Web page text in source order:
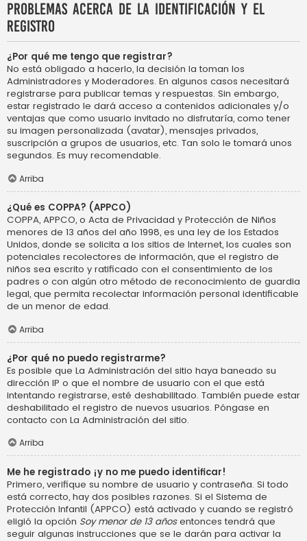
Problemas acerca de la identificación y el
registro
¿Por qué me tengo que registrar?
No está obligado a hacerlo, la decisión la toman los
Administradores y Moderadores. En algunos casos necesitará
registrarse para publicar temas y respuestas. Sin embargo,
estar registrado le dará acceso a contenidos adicionales y/o
ventajas que como usuario invitado no disfrutaría, como tener
su imagen personalizada (avatar), mensajes privados,
suscripción a grupos de usuarios, etc. Tan solo le tomará unos
segundos. Es muy recomendable.
Arriba
¿Qué es COPPA? (APPCO)
COPPA, APPCO, o Acta de Privacidad y Protección de Niños
menores de 13 años del año 1998, es una ley de los Estados
Unidos, donde se solicita a los sitios de Internet, los cuales son
potenciales recolectores de información, que el registro de
niños sea escrito y ratificado con el consentimiento de los
padres o con algún otro método de reconocimiento de guardia
legal, que permita recolectar información personal identificable
de un menor de edad.
Arriba
¿Por qué no puedo registrarme?
Es posible que La Administración del sitio haya baneado su
dirección IP o que el nombre de usuario con el que está
intentando registrarse, esté deshabilitado. También puede estar
deshabilitado el registro de nuevos usuarios. Póngase en
contacto con La Administración del sitio.
Arriba
Me he registrado ¡y no me puedo identificar!
Primero, verifique su nombre de usuario y contraseña. Si todo
está correcto, hay dos posibles razones. Si el Sistema de
Protección Infantil (APPCO) está activado y cuando se registró
eligió la opción Soy menor de 13 añosentonces tendrá que
seguir algunas instrucciones que se le darán para activar la